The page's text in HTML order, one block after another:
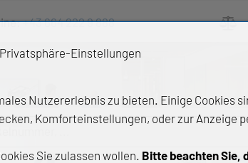
+43 664 222 9 888
Privatsphäre-Einstellungen
Nutzererlebnis zu bieten. Einige Cookies
Komforteinstellungen, oder zur Anzeige
Sie zulassen wollen. Bitte beachten Sie,